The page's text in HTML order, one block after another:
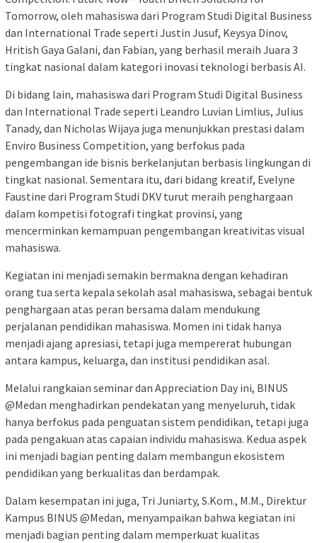
Tomorrow, oleh mahasiswa dari Program Studi Digital Business
dan International Trade seperti Justin Jusuf, Keysya Dinov,
Hritish Gaya Galani, dan Fabian, yang berhasil meraih Juara 3
tingkat nasional dalam kategori inovasi teknologi berbasis AI.
Di bidang lain, mahasiswa dari Program Studi Digital Business
dan International Trade seperti Leandro Luvian Limlius, Julius
Tanady, dan Nicholas Wijaya juga menunjukkan prestasi dalam
Enviro Business Competition, yang berfokus pada
pengembangan ide bisnis berkelanjutan berbasis lingkungan di
tingkat nasional. Sementara itu, dari bidang kreatif, Evelyne
Faustine dari Program Studi DKV turut meraih penghargaan
dalam kompetisi fotografi tingkat provinsi, yang
mencerminkan kemampuan pengembangan kreativitas visual
mahasiswa.
Kegiatan ini menjadi semakin bermakna dengan kehadiran
orang tua serta kepala sekolah asal mahasiswa, sebagai bentuk
penghargaan atas peran bersama dalam mendukung
perjalanan pendidikan mahasiswa. Momen ini tidak hanya
menjadi ajang apresiasi, tetapi juga mempererat hubungan
antara kampus, keluarga, dan institusi pendidikan asal.
Melalui rangkaian seminar dan Appreciation Day ini, BINUS
@Medan menghadirkan pendekatan yang menyeluruh, tidak
hanya berfokus pada penguatan sistem pendidikan, tetapi juga
pada pengakuan atas capaian individu mahasiswa. Kedua aspek
ini menjadi bagian penting dalam membangun ekosistem
pendidikan yang berkualitas dan berdampak.
Dalam kesempatan ini juga, Tri Juniarty, S.Kom., M.M., Direktur
Kampus BINUS @Medan, menyampaikan bahwa kegiatan ini
menjadi bagian penting dalam memperkuat kualitas